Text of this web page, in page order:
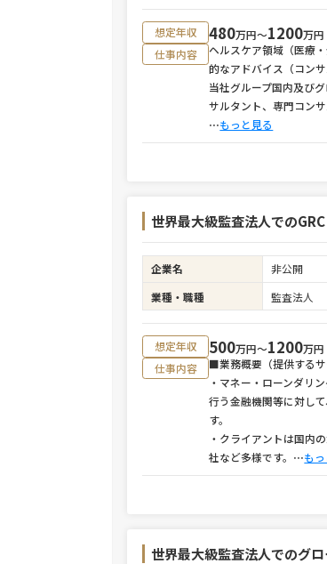
想定年収 480万円〜1200万円
仕事内容
ヘルスケア領域（医療
的なアドバイス（コンサ
当社グループ国内及び
サルタント、専門コン
⋯もっと見る
世界最大級監査法人での
企業名 非公開
業種・職種
監査法人
想定年収 500万円〜1200万円
仕事内容
■業務概要（提供するサ
・マネー・ローンダリ
行う金融機関等に対し
す。
・クライアントは国内
社など多様です。 ⋯も
世界最大級監査法人でのグ